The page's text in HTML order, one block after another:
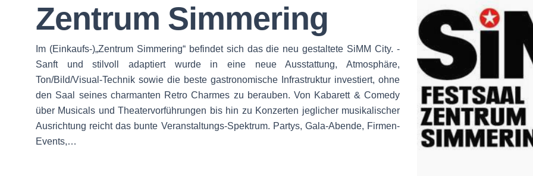
Zentrum Simmering
Im (Einkaufs-)„Zentrum Simmering“ befindet sich das die neu gestaltete SiMM City. -
Sanft und stilvoll adaptiert wurde in eine neue Ausstattung, Atmosphäre,
Ton/Bild/Visual-Technik sowie die beste gastronomische Infrastruktur investiert, ohne
den Saal seines charmanten Retro Charmes zu berauben. Von Kabarett & Comedy
über Musicals und Theatervorführungen bis hin zu Konzerten jeglicher musikalischer
Ausrichtung reicht das bunte Veranstaltungs-Spektrum. Partys, Gala-Abende, Firmen-
Events,…